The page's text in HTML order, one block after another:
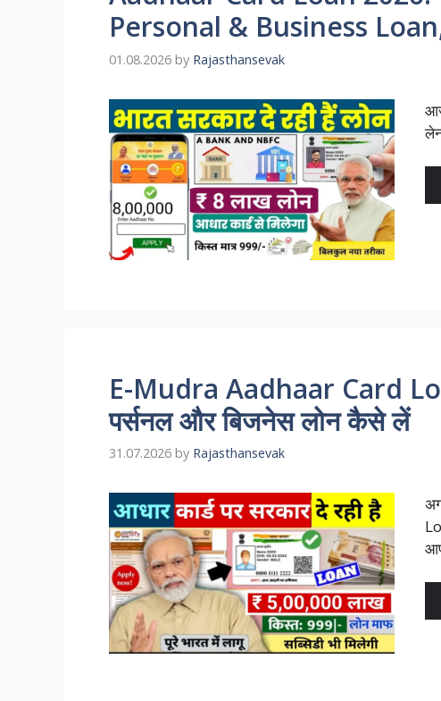
Personal & Business Loan,
01.08.2026 by Rajasthansevak
E-Mudra Aadhaar Card
पर्सनल और बिजनेस लोन कैसे लें
31.07.2026 by Rajasthansevak